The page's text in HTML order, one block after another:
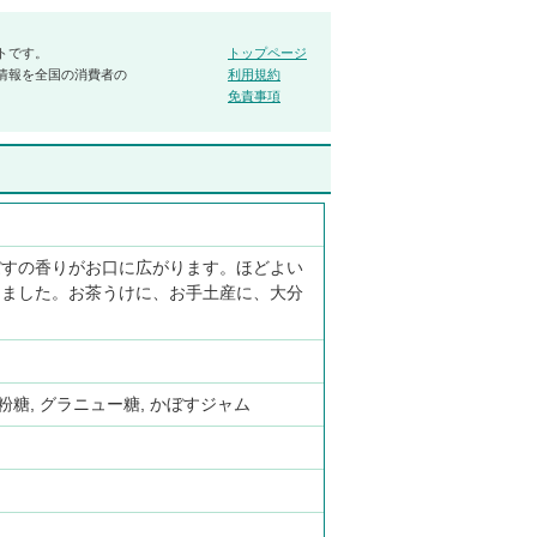
す。
報を全国の消費者の
トップページ
利用規約
免責事項
の香りがお口に広がります。ほどよい
した。お茶うけに、お手土産に、大分
糖, グラニュー糖, かぼすジャム